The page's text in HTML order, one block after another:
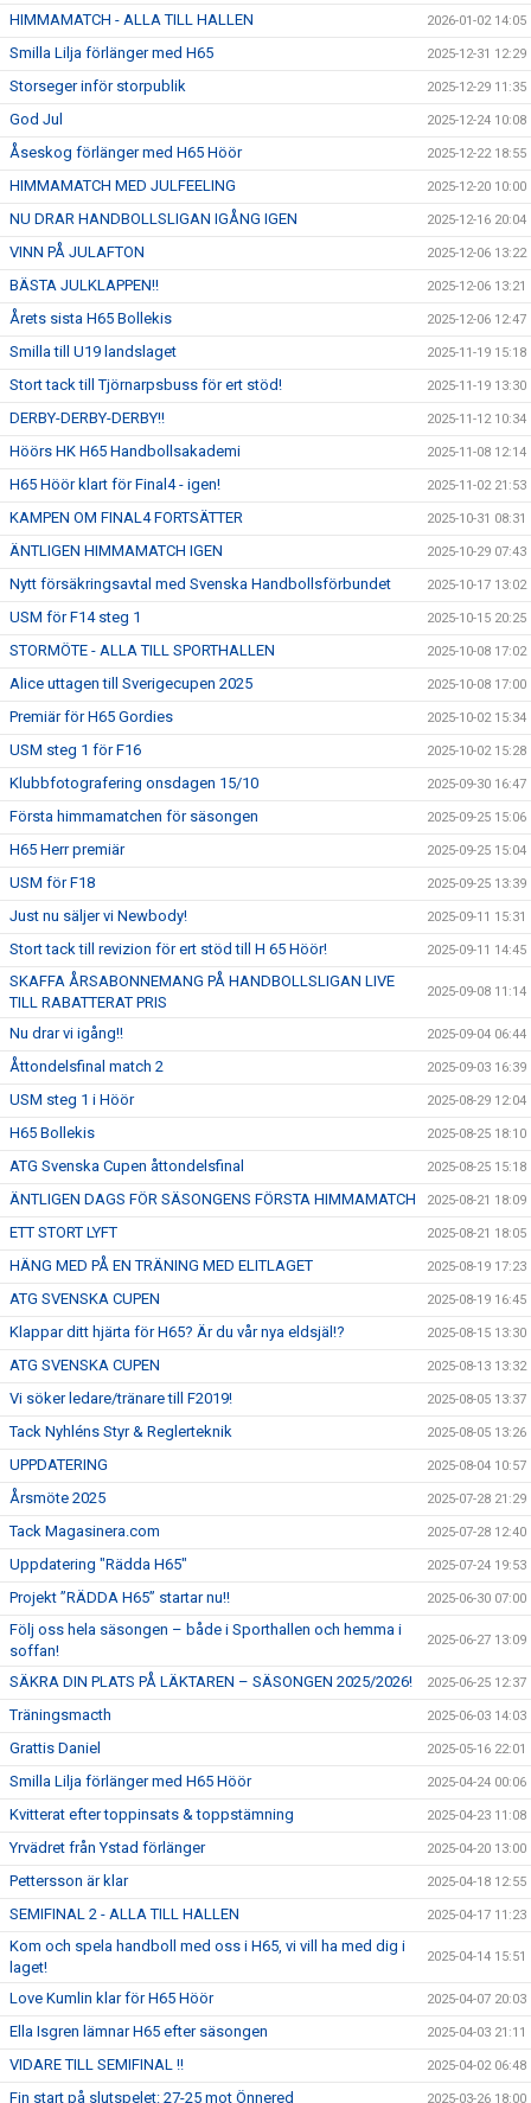
HIMMAMATCH - ALLA TILL HALLEN 2026-01-02 14:05
Smilla Lilja förlänger med H65 2025-12-31 12:29
Storseger inför storpublik 2025-12-29 11:35
God Jul 2025-12-24 10:08
Åseskog förlänger med H65 Höör 2025-12-22 18:55
HIMMAMATCH MED JULFEELING 2025-12-20 10:00
NU DRAR HANDBOLLSLIGAN IGÅNG IGEN 2025-12-16 20:04
VINN PÅ JULAFTON 2025-12-06 13:22
BÄSTA JULKLAPPEN!! 2025-12-06 13:21
Årets sista H65 Bollekis 2025-12-06 12:47
Smilla till U19 landslaget 2025-11-19 15:18
Stort tack till Tjörnarpsbuss för ert stöd! 2025-11-19 13:30
DERBY-DERBY-DERBY!! 2025-11-12 10:34
Höörs HK H65 Handbollsakademi 2025-11-08 12:14
H65 Höör klart för Final4 - igen! 2025-11-02 21:53
KAMPEN OM FINAL4 FORTSÄTTER 2025-10-31 08:31
ÄNTLIGEN HIMMAMATCH IGEN 2025-10-29 07:43
Nytt försäkringsavtal med Svenska Handbollsförbundet 2025-10-17 13:02
USM för F14 steg 1 2025-10-15 20:25
STORMÖTE - ALLA TILL SPORTHALLEN 2025-10-08 17:02
Alice uttagen till Sverigecupen 2025 2025-10-08 17:00
Premiär för H65 Gordies 2025-10-02 15:34
USM steg 1 för F16 2025-10-02 15:28
Klubbfotografering onsdagen 15/10 2025-09-30 16:47
Första himmamatchen för säsongen 2025-09-25 15:06
H65 Herr premiär 2025-09-25 15:04
USM för F18 2025-09-25 13:39
Just nu säljer vi Newbody! 2025-09-11 15:31
Stort tack till revizion för ert stöd till H 65 Höör! 2025-09-11 14:45
SKAFFA ÅRSABONNEMANG PÅ HANDBOLLSLIGAN LIVE
TILL RABATTERAT PRIS
2025-09-08 11:14
Nu drar vi igång!! 2025-09-04 06:44
Åttondelsfinal match 2 2025-09-03 16:39
USM steg 1 i Höör 2025-08-29 12:04
H65 Bollekis 2025-08-25 18:10
ATG Svenska Cupen åttondelsfinal 2025-08-25 15:18
ÄNTLIGEN DAGS FÖR SÄSONGENS FÖRSTA HIMMAMATCH 2025-08-21 18:09
ETT STORT LYFT 2025-08-21 18:05
HÄNG MED PÅ EN TRÄNING MED ELITLAGET 2025-08-19 17:23
ATG SVENSKA CUPEN 2025-08-19 16:45
Klappar ditt hjärta för H65? Är du vår nya eldsjäl!? 2025-08-15 13:30
ATG SVENSKA CUPEN 2025-08-13 13:32
Vi söker ledare/tränare till F2019! 2025-08-05 13:37
Tack Nyhléns Styr & Reglerteknik 2025-08-05 13:26
UPPDATERING 2025-08-04 10:57
Årsmöte 2025 2025-07-28 21:29
Tack Magasinera.com 2025-07-28 12:40
Uppdatering "Rädda H65" 2025-07-24 19:53
Projekt ”RÄDDA H65” startar nu!! 2025-06-30 07:00
Följ oss hela säsongen – både i Sporthallen och hemma i
soffan!
2025-06-27 13:09
SÄKRA DIN PLATS PÅ LÄKTAREN – SÄSONGEN 2025/2026! 2025-06-25 12:37
Träningsmacth 2025-06-03 14:03
Grattis Daniel 2025-05-16 22:01
Smilla Lilja förlänger med H65 Höör 2025-04-24 00:06
Kvitterat efter toppinsats & toppstämning 2025-04-23 11:08
Yrvädret från Ystad förlänger 2025-04-20 13:00
Pettersson är klar 2025-04-18 12:55
SEMIFINAL 2 - ALLA TILL HALLEN 2025-04-17 11:23
Kom och spela handboll med oss i H65, vi vill ha med dig i
laget!
2025-04-14 15:51
Love Kumlin klar för H65 Höör 2025-04-07 20:03
Ella Isgren lämnar H65 efter säsongen 2025-04-03 21:11
VIDARE TILL SEMIFINAL !! 2025-04-02 06:48
Fin start på slutspelet: 27-25 mot Önnered 2025-03-26 18:00